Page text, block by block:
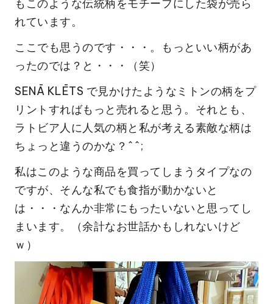
もこのような伝統柄をモチーフにした袋が売ら
れています。
ここでも思うのです・・・。もっといい柄があ
ったのでは？と・・・（笑）
SENĀ KLĒTS で見かけたようなミトンの柄をプ
リントすればもっと売れると思う。それとも、
ラトビア人に人気の柄と私が考える素敵な柄は
ちょっと違うのかな？^^;
私はこのような商品を買ってしまうタイプなの
ですが、そんな私でも食指が動かないと
は・・・なんか非常にもったいないと思ってし
まいます。（余計なお世話かもしれないけど
ｗ）